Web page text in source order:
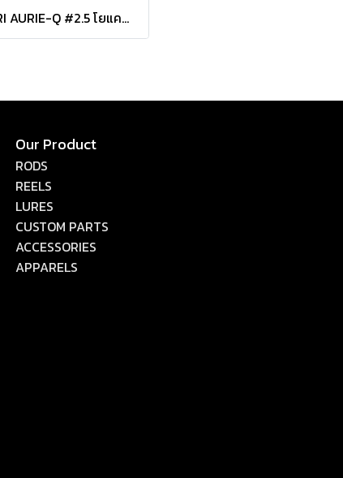
YO-ZURI AURIE-Q #2.5 โยแคส อร่อยต้องเบิ้ลลลลลล
Our Product
RODS
REELS
LURES
CUSTOM PARTS
ACCESSORIES
APPARELS